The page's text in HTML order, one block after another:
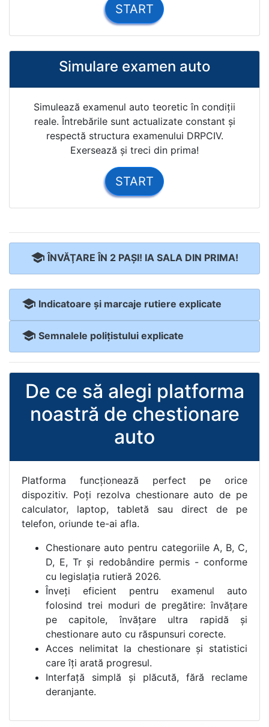
START
Simulare examen auto
Simulează examenul auto teoretic în condiții
reale. Întrebările sunt actualizate constant și
respectă structura examenului DRPCIV.
Exersează și treci din prima!
START
school ÎNVĂŢARE ÎN 2 PAŞI! IA SALA DIN PRIMA!
school Indicatoare şi marcaje rutiere explicate
school Semnalele poliţistului explicate
De ce să alegi platforma
noastră de chestionare
auto
Platforma funcționează perfect pe orice
dispozitiv. Poți rezolva chestionare auto de pe
calculator, laptop, tabletă sau direct de pe
telefon, oriunde te-ai afla.
Chestionare auto pentru categoriile A, B, C,
D, E, Tr și redobândire permis - conforme
cu legislația rutieră 2026.
Înveți eficient pentru examenul auto
folosind trei moduri de pregătire: învățare
pe capitole, învățare ultra rapidă și
chestionare auto cu răspunsuri corecte.
Acces nelimitat la chestionare și statistici
care îți arată progresul.
Interfață simplă și plăcută, fără reclame
deranjante.